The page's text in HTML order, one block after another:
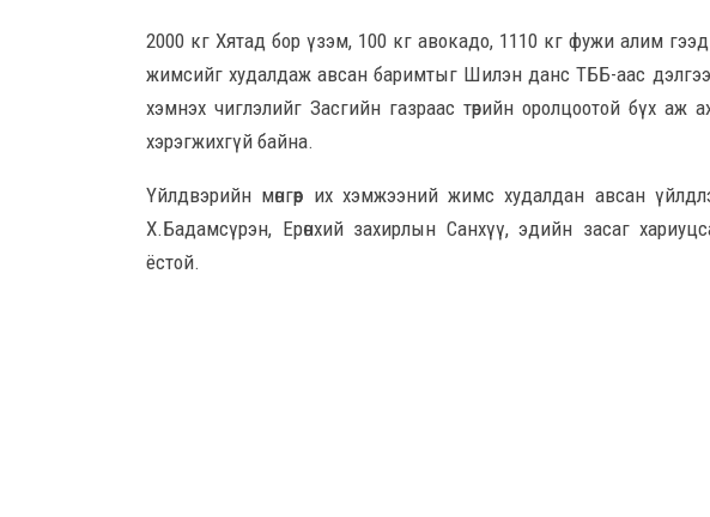
2000 кг Хятад бор үзэм, 100 кг авокадо, 1110 кг фужи алим
жимсийг худалдаж авсан баримтыг Шилэн данс ТББ-аас дэлгээд
хэмнэх чиглэлийг Засгийн газраас төрийн оролцоотой бүх аж
хэрэгжихгүй байна.
Үйлдвэрийн мөнгөөр их хэмжээнийжимс худалдан авсан
Х.Бадамсүрэн, Ерөнхий захирлын Санхүү, эдийн засаг
ёстой.